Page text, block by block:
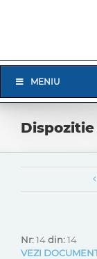
Navigation
MENIU
Dispozitie
Nr:14din:14
VEZI